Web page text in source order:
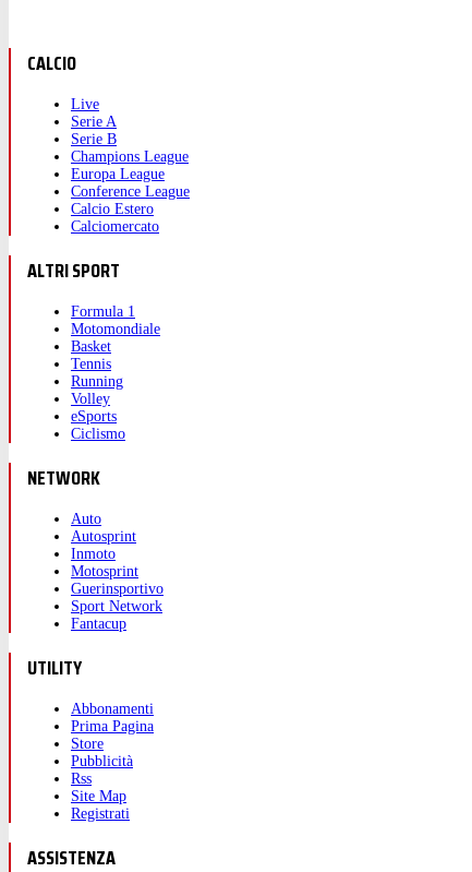
CALCIO
Live
Serie A
Serie B
Champions League
Europa League
Conference League
Calcio Estero
Calciomercato
ALTRI SPORT
Formula 1
Motomondiale
Basket
Tennis
Running
Volley
eSports
Ciclismo
NETWORK
Auto
Autosprint
Inmoto
Motosprint
Guerinsportivo
Sport Network
Fantacup
UTILITY
Abbonamenti
Prima Pagina
Store
Pubblicità
Rss
Site Map
Registrati
ASSISTENZA